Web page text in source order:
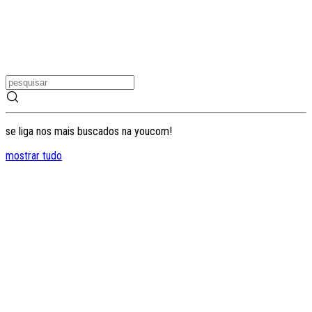
se liga nos mais buscados na youcom!
mostrar tudo